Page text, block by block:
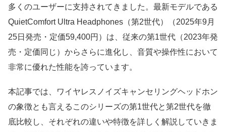
多くのユーザーに支持されてきました。最新モデルである
QuietComfort Ultra Headphones（第2世代）（2025年9月
25日発売・定価59,400円）は、従来の第1世代（2023年発
売・定価同じ）からさらに進化し、音質や操作性において
非常に優れた性能を誇っています。
本記事では、ワイヤレスノイズキャンセリングヘッドホン
の象徴とも言えるこのシリーズの第1世代と第2世代を徹
底比較し、それぞれの違いや特徴を詳しく解説していきま